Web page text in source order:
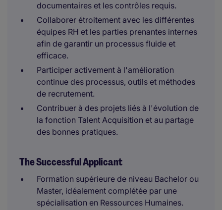
documentaires et les contrôles requis.
Collaborer étroitement avec les différentes
équipes RH et les parties prenantes internes
afin de garantir un processus fluide et
efficace.
Participer activement à l'amélioration
continue des processus, outils et méthodes
de recrutement.
Contribuer à des projets liés à l'évolution de
la fonction Talent Acquisition et au partage
des bonnes pratiques.
The Successful Applicant
Formation supérieure de niveau Bachelor ou
Master, idéalement complétée par une
spécialisation en Ressources Humaines.